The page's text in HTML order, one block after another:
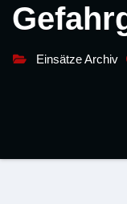
Einsätze Archiv